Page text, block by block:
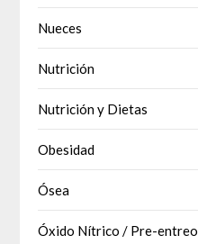
Nueces
Nutrición
Nutrición y Dietas
Obesidad
Ósea
Óxido Nítrico / Pre-entreo